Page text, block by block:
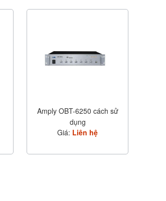
Amply OBT-6250 cách sử
dụng
Giá: Liên hệ